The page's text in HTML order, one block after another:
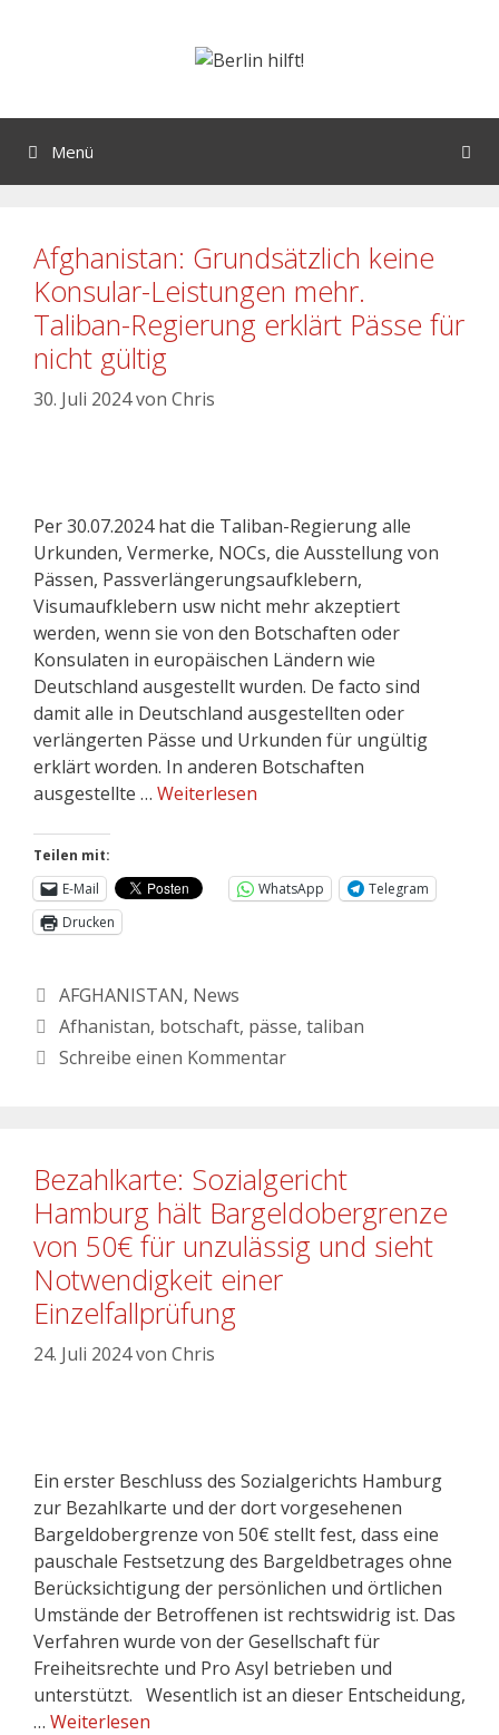
Menü
Afghanistan: Grundsätzlich keine
Konsular-Leistungen mehr.
Taliban-Regierung erklärt Pässe für
nicht gültig
30. Juli 2024von Chris
Per 30.07.2024 hat die Taliban-Regierung alle
Urkunden, Vermerke, NOCs, die Ausstellung von
Pässen, Passverlängerungsaufklebern,
Visumaufklebern usw nicht mehr akzeptiert
werden, wenn sie von den Botschaften oder
Konsulaten in europäischen Ländern wie
Deutschland ausgestellt wurden. De facto sind
damit alle in Deutschland ausgestellten oder
verlängerten Pässe und Urkunden für ungültig
erklärt worden. In anderen Botschaften
ausgestellte … Weiterlesen
Teilen mit:
E-Mail
WhatsApp
Telegram
Drucken
AFGHANISTAN, News
Afhanistan, botschaft, pässe, taliban
Schreibe einen Kommentar
Bezahlkarte: Sozialgericht
Hamburg hält Bargeldobergrenze
von 50€ für unzulässig und sieht
Notwendigkeit einer
Einzelfallprüfung
24. Juli 2024von Chris
Ein erster Beschluss des Sozialgerichts Hamburg
zur Bezahlkarte und der dort vorgesehenen
Bargeldobergrenze von 50€ stellt fest, dass eine
pauschale Festsetzung des Bargeldbetrages ohne
Berücksichtigung der persönlichen und örtlichen
Umstände der Betroffenen ist rechtswidrig ist. Das
Verfahren wurde von der Gesellschaft für
Freiheitsrechte und Pro Asyl betrieben und
unterstützt. Wesentlich ist an dieser Entscheidung,
… Weiterlesen